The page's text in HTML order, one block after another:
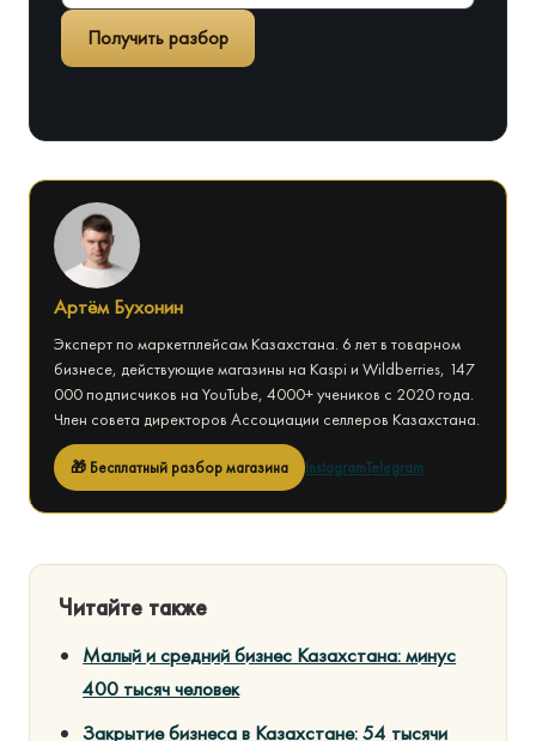
Получить разбор
Артём Бухонин
Эксперт по маркетплейсам Казахстана. 6 лет в товарном
бизнесе, действующие магазины на Kaspi и Wildberries, 147
000 подписчиков на YouTube, 4000+ учеников с 2020 года.
Член совета директоров Ассоциации селлеров Казахстана.
🎁 Бесплатный разбор магазина InstagramTelegram
Читайте также
Малый и средний бизнес Казахстана: минус
400 тысяч человек
Закрытие бизнеса в Казахстане: 54 тысячи